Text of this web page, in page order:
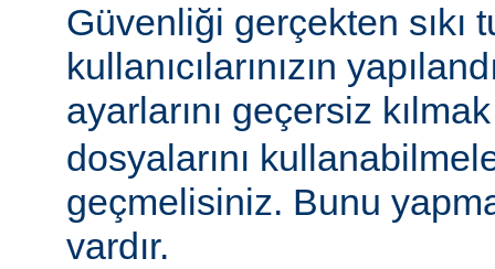
Güvenliği gerçekten sıkı
kullanıcılarınızın
ayarlarını geçersiz
dosyalarını
geçmelisiniz. Bunu
vardır.